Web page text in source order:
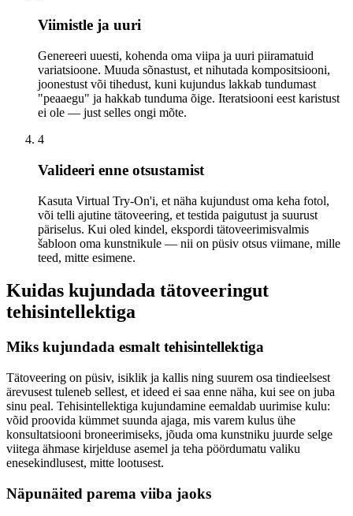
Viimistle ja uuri
Genereeri uuesti, kohenda oma viipa ja uuri piiramatuid
variatsioone. Muuda sõnastust, et nihutada kompositsiooni,
joonestust või tihedust, kuni kujundus lakkab tundumast
"peaaegu" ja hakkab tunduma õige. Iteratsiooni eest karistust
ei ole — just selles ongi mõte.
4
Valideeri enne otsustamist
Kasuta Virtual Try-On'i, et näha kujundust oma keha fotol,
või telli ajutine tätoveering, et testida paigutust ja suurust
päriselus. Kui oled kindel, ekspordi tätoveerimisvalmis
šabloon oma kunstnikule — nii on püsiv otsus viimane, mille
teed, mitte esimene.
Kuidas kujundada tätoveeringut
tehisintellektiga
Miks kujundada esmalt tehisintellektiga
Tätoveering on püsiv, isiklik ja kallis ning suurem osa tindieelsest
ärevusest tuleneb sellest, et ideed ei saa enne näha, kui see on juba
sinu peal. Tehisintellektiga kujundamine eemaldab uurimise kulu:
võid proovida kümmet suunda ajaga, mis varem kulus ühe
konsultatsiooni broneerimiseks, jõuda oma kunstniku juurde selge
viitega ähmase kirjelduse asemel ja teha pöördumatu valiku
enesekindlusest, mitte lootusest.
Näpunäited parema viiba jaoks